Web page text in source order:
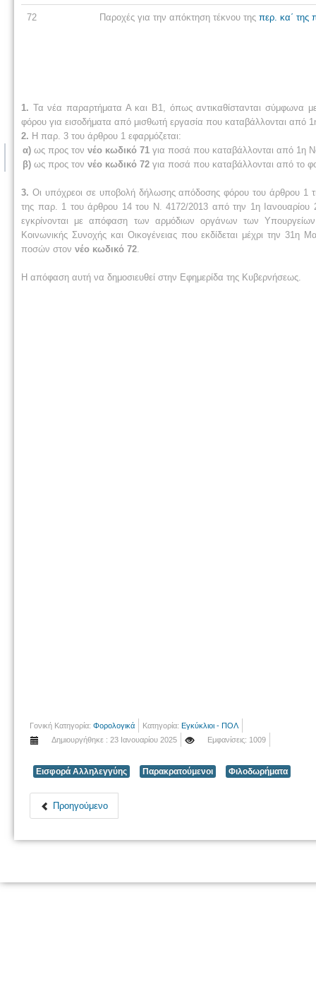
72 Παροχές για την απόκτηση τέκνου της περ. κα΄ της
1. Τα νέα παραρτήματα Α και Β1, όπως αντικαθίστανται σύμφωνα
φόρου για εισοδήματα από μισθωτή εργασία που καταβάλλονται από
2. Η παρ. 3 του άρθρου 1 εφαρμόζεται:
α) ως προς τον νέο κωδικό 71 για ποσά που καταβάλλονται από 1η
β) ως προς τον νέο κωδικό 72 για ποσά που καταβάλλονται από το
3. Οι υπόχρεοι σε υποβολή δήλωσης απόδοσης φόρου του άρθρου 1
της παρ. 1 του άρθρου 14 του Ν. 4172/2013 από την 1η Ιανουαρίου
εγκρίνονται με απόφαση των αρμόδιων οργάνων των
Κοινωνικής Συνοχής και Οικογένειας που εκδίδεται μέχρι την
ποσών στον νέο κωδικό 72
Η απόφαση αυτή να δημοσιευθεί στην Εφημερίδα της Κυβερνήσεως.
Γονική Κατηγορία: Φορολογικά Κατηγορία: Εγκύκλιοι - ΠΟΛ
Δημιουργήθηκε : 23 Ιανουαρίου 2025
Εμφανίσεις: 1009
Εισφορά Αλληλεγγύης Παρακρατούμενοι Φιλοδωρήματα
Προηγούμενο